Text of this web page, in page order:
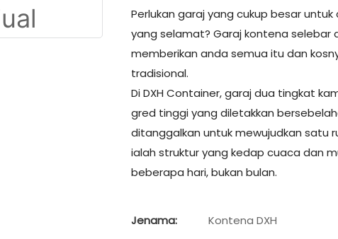
Perlukan garaj yang cukup besar
yang selamat? Garaj kontena selebar
memberikan anda semua itu dan
tradisional.
Di DXH Container, garaj dua tingkat
gred tinggi yang diletakkan
ditanggalkan untuk mewujudkan satu
ialah struktur yang kedap cuaca dan
beberapa hari, bukan bulan.
Jenama:
Kontena DXH